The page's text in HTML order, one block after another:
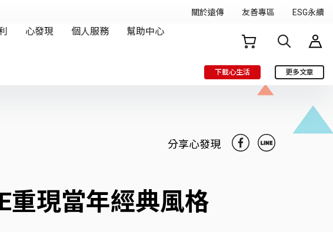
下載心生活 更多文章
分享心發現
重現當年經典風格